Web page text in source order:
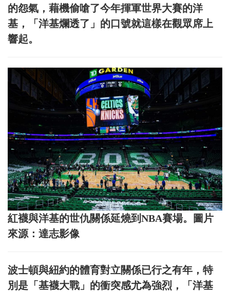
的怨氣，藉機偷嗆了今年揮軍世界大賽的洋
基，「洋基爛透了」的口號就這樣在觀眾席上
響起。
紅襪與洋基的世仇關係延燒到NBA賽場。圖片
來源：達志影像
波士頓與紐約的體育對立關係已行之有年，特
別是「基襪大戰」的衝突感尤為強烈，「洋基